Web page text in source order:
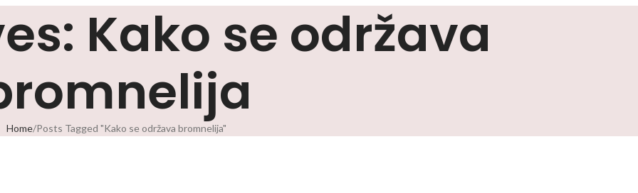
Kako se održava
Home Posts Tagged "Kako se održava bromnelija"